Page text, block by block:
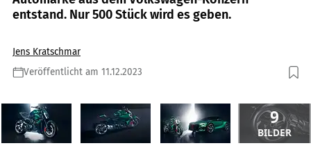
entstand. Nur 500 Stück wird es geben.
Jens Kratschmar
Veröffentlicht am 11.12.2023
9
BILDER